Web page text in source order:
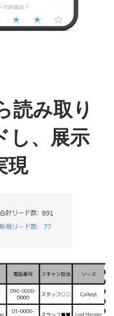
読み取り
し、展示
現